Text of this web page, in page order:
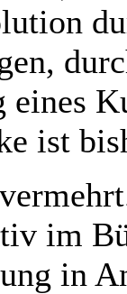
ist
im
in